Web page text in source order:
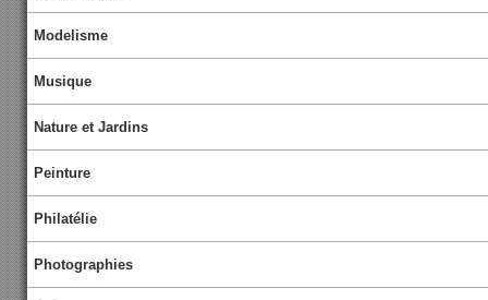
Modelisme
Musique
Nature et Jardins
Peinture
Philatélie
Photographies